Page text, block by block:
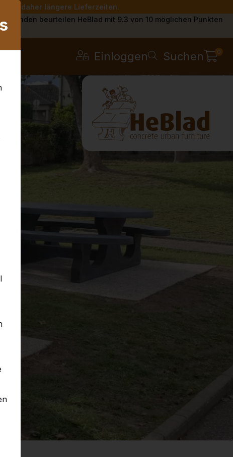
Sie daher längere Lieferzeiten.
Kunden beurteilen HeBlad mit 9.3 von 10 möglichen Punkten
Einloggen Suchen 0